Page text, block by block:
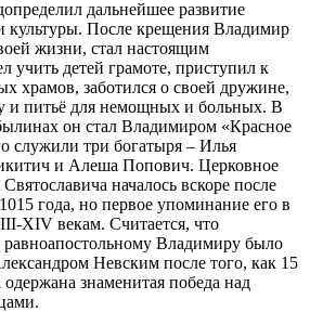
дальнейшее развитие
культуры. После крещения Владимир
жизни, стал настоящим
учить детей грамоте, приступил к
храмов, заботился о своей дружине,
и питьё для немощных и больных. В
он стал Владимиром «Красное
служили три богатыря – Илья
и Алеша Попович. Церковное
началось вскоре после
года, но первое упоминание его в
XIV векам. Считается, что
равноапостольному Владимиру было
Невским после того, как 15
знаменитая победа над